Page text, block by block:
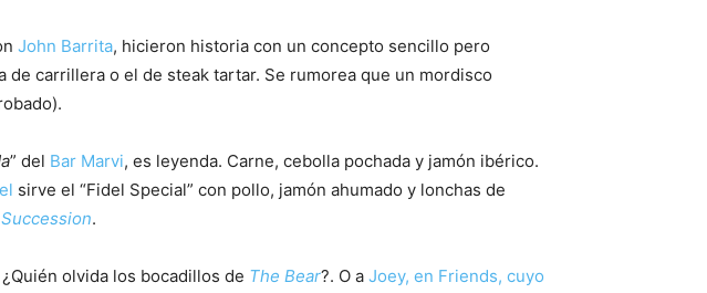
John Barrita, hicieron historia con un concepto sencillo pero
carrillera o el de steak tartar. Se rumorea que un mordisco
” del Bar Marvi, es leyenda. Carne, cebolla pochada y jamón ibérico.
sirve el “Fidel Special” con pollo, jamón ahumado y lonchas de
Succession.
olvida los bocadillos de The Bear?. O a Joey, en Friends, cuyo